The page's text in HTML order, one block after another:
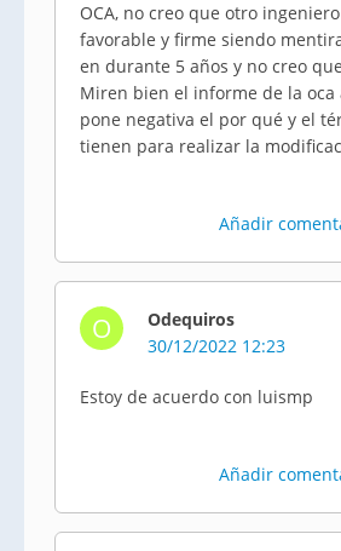
OCA, no creo que otro
favorable y firme siendo
en durante 5 años y no creo
Miren bien el informe de la
pone negativa el por qué y el
tienen para realizar la
Añadir
O
Odequiros
30/12/2022 12:23
Estoy de acuerdo con luismp
Añadir